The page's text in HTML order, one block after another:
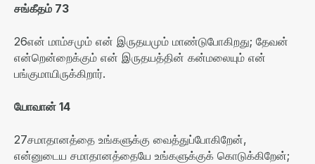
சங்கீதம் 73
26என் மாம்சமும் என் இருதயமும் மாண்டுபோகிறது; தேவன்
என்றென்றைக்கும் என் இருதயத்தின் கன்மலையும் என்
பங்குமாயிருக்கிறார்.
யோவான் 14
27சமாதானத்தை உங்களுக்கு வைத்துப்போகிறேன்,
என்னுடைய சமாதானத்தையே உங்களுக்குக் கொடுக்கிறேன்;